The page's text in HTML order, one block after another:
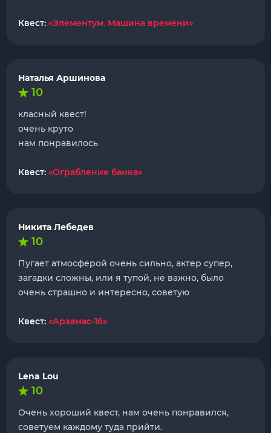
Квест: «Элементум. Машина времени»
Наталья Аршинова
10
класный квест!
очень круто
нам понравилось
Квест: «Ограбление банка»
Никита Лебедев
10
Пугает атмосферой очень сильно, актер супер,
загадки сложны, или я тупой, не важно, было
очень страшно и интересно, советую
Квест: «Арзамас-16»
Lena Lou
10
Очень хороший квест, нам очень понравился,
советуем каждому туда прийти.